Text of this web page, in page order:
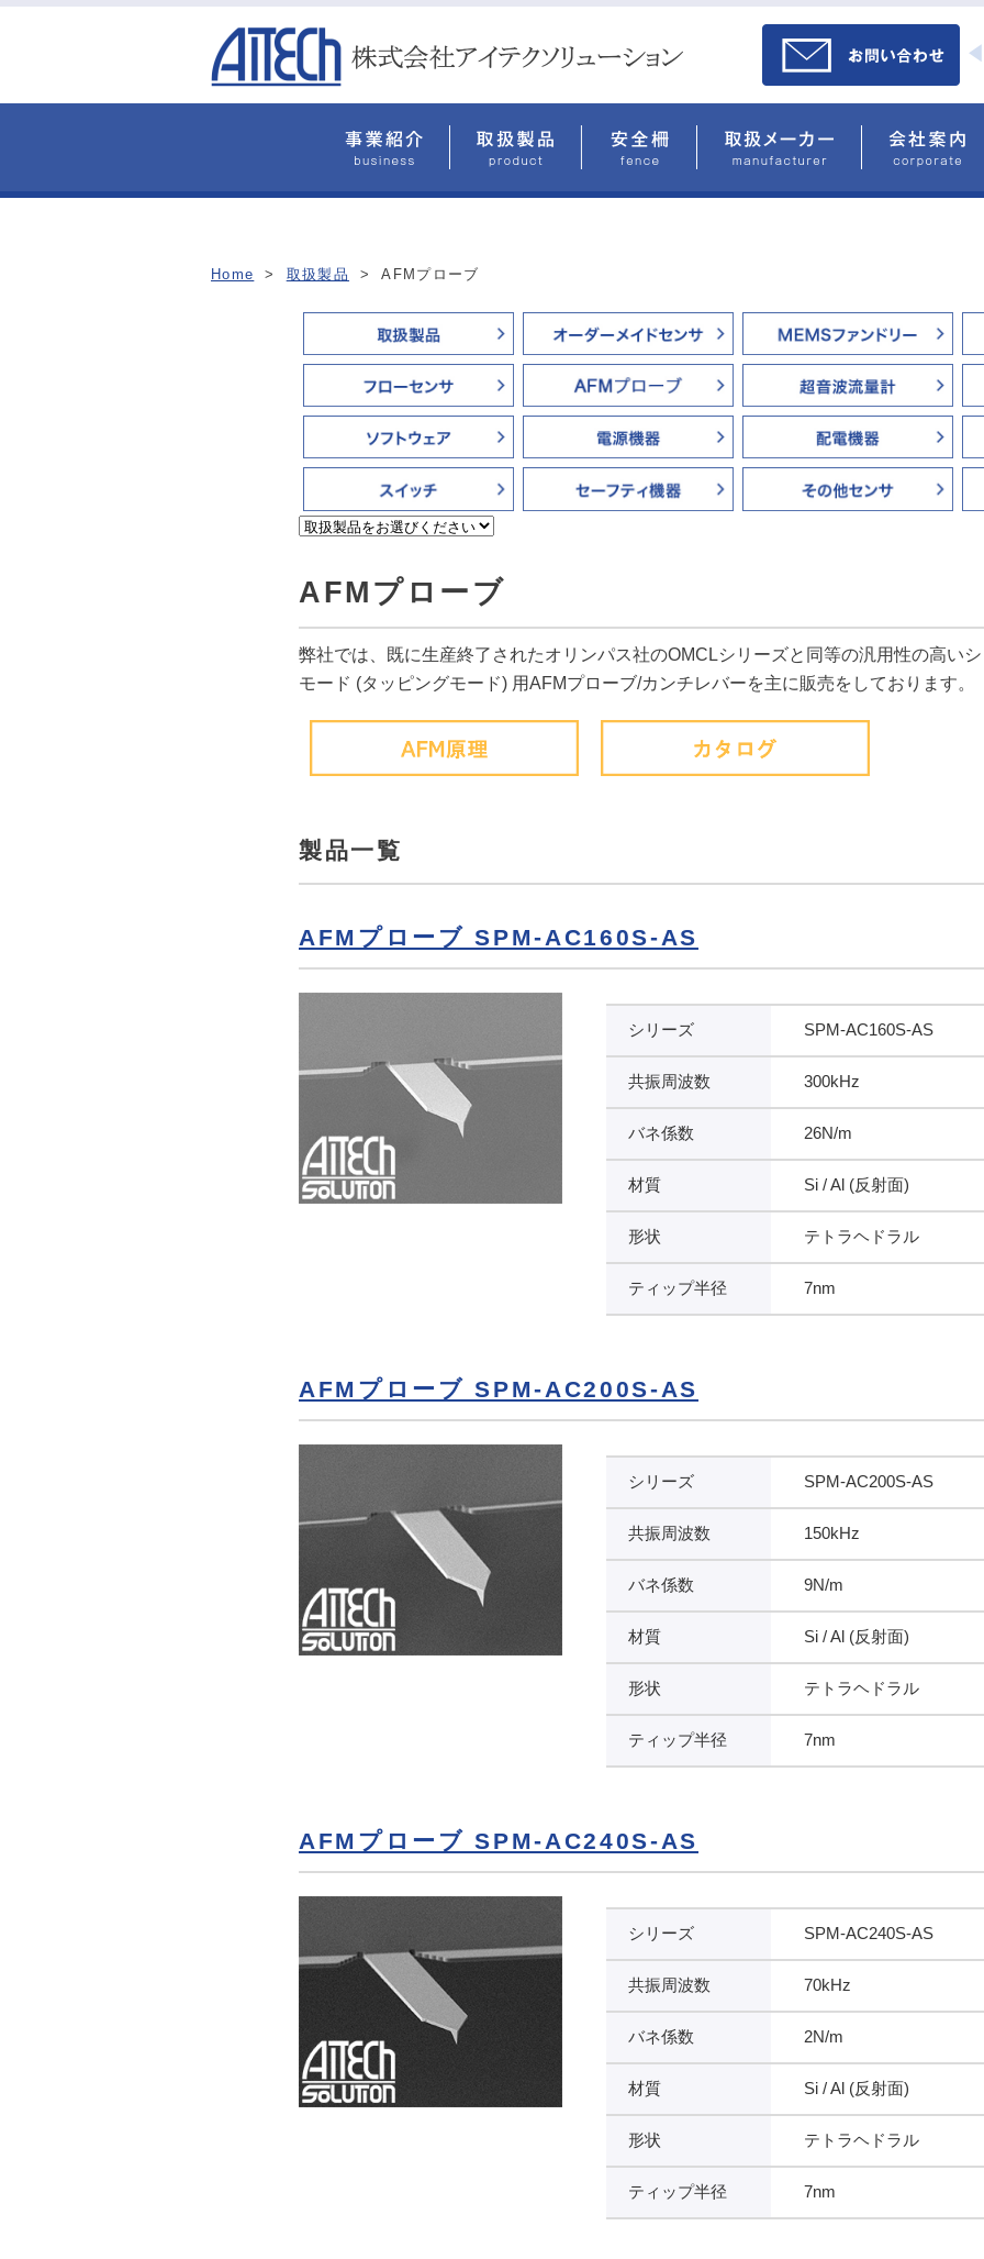
Home > 取扱製品 > AFMプローブ
AFMプローブ
弊社では、既に生産終了されたオリンパス社のOMCLシリーズと同等の汎用性の高い
モード (タッピングモード) 用AFMプローブ/カンチレバーを主に販売をしております。
製品一覧
AFMプローブ SPM-AC160S-AS
シリーズ SPM-AC160S-AS
共振周波数 300kHz
バネ係数 26N/m
材質 Si / Al (反射面)
形状 テトラヘドラル
ティップ半径 7nm
AFMプローブ SPM-AC200S-AS
シリーズ SPM-AC200S-AS
共振周波数 150kHz
バネ係数 9N/m
材質 Si / Al (反射面)
形状 テトラヘドラル
ティップ半径 7nm
AFMプローブ SPM-AC240S-AS
シリーズ SPM-AC240S-AS
共振周波数 70kHz
バネ係数 2N/m
材質 Si / Al (反射面)
形状 テトラヘドラル
ティップ半径 7nm